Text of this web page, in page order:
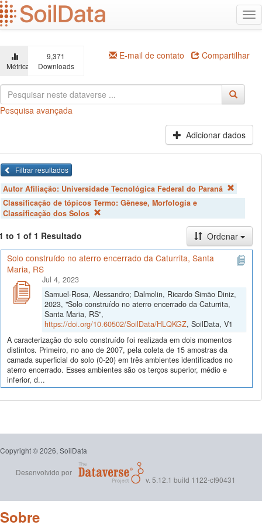
Ir
para
o
principal
Métricas
9,371
Downloads
E-mail de contato Compartilhar
Pesquisa avançada
Adicionar dados
Filtrar resultados
Autor Afiliação: Universidade Tecnológica Federal do Paraná
Classificação de tópicos Termo: Gênese, Morfologia e
Classificação dos Solos
to 1 of 1 Resultado
Ordenar
Solo construído no aterro encerrado da Caturrita, Santa
Maria, RS
Jul 4, 2023
Samuel-Rosa, Alessandro; Dalmolin, Ricardo Simão Diniz,
2023, "Solo construído no aterro encerrado da Caturrita,
Santa Maria, RS",
https://doi.org/10.60502/SoilData/HLQKGZ, SoilData, V1
A caracterização do solo construído foi realizada em dois momentos
distintos. Primeiro, no ano de 2007, pela coleta de 15 amostras da
camada superficial do solo (0-20) em três ambientes identificados no
aterro encerrado. Esses ambientes são os terços superior, médio e
inferior, d...
Copyright © 2026, SoilData
Desenvolvido por
v. 5.12.1 build 1122-cf90431
Sobre